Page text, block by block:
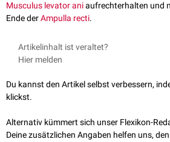
Musculus levator aniaufrechterhalten und
Ende derAmpulla recti.
Artikelinhalt ist veraltet?
Hier melden
Du kannst den Artikel selbst verbessern,
klickst.
Alternativ kümmert sich unser Flexikon-
Deine zusätzlichen Angaben helfen uns,